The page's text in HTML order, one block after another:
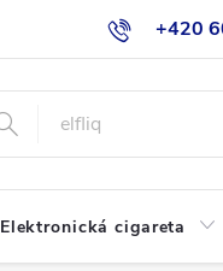
+420
Jak nakupovat
Elektronická cigareta